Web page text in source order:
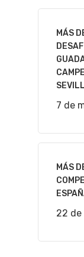
MÁS
7 de
MÁS
22